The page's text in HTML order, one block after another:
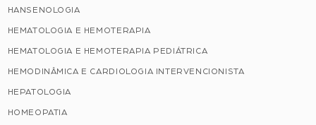
HANSENOLOGIA
HEMATOLOGIA E HEMOTERAPIA
HEMATOLOGIA E HEMOTERAPIA PEDIÁTRICA
HEMODINÂMICA E CARDIOLOGIA INTERVENCIONISTA
HEPATOLOGIA
HOMEOPATIA